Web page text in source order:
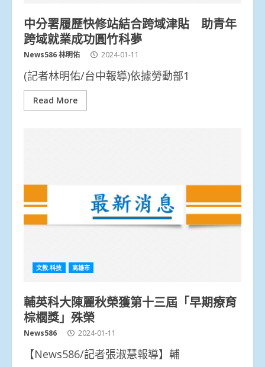
中分署履歷快修站結合跨域津貼 助青年
跨域就業成功圓竹科夢
News586 林明佑 2024-01-11
(記者林明佑/台中報導)依據勞動部1
Read More
文教.科技 高雄市
輔英科大陳麗秋榮獲第十三屆「早期療育
棕櫚獎」殊榮
News586 2024-01-11
【News586/記者張淑慧報導】輔